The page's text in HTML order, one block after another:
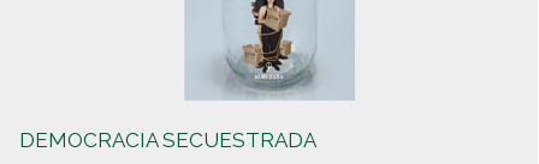
DEMOCRACIA SECUESTRADA